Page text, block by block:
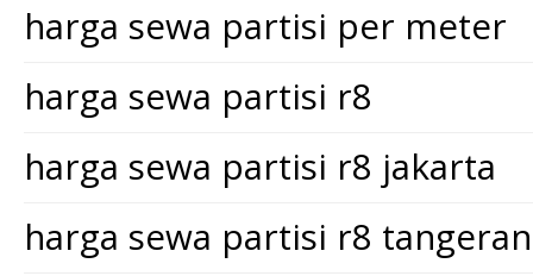
harga sewa partisi per meter
harga sewa partisi r8
harga sewa partisi r8 jakarta
harga sewa partisi r8